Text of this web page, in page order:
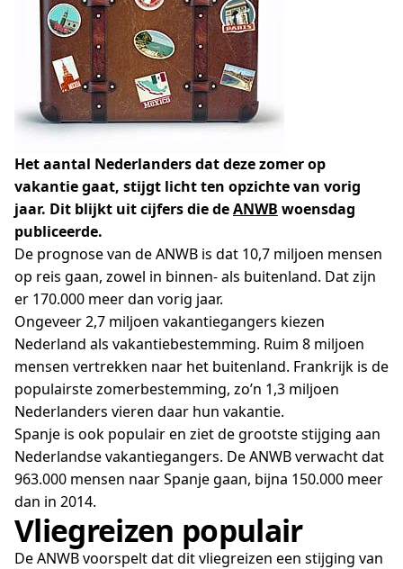
Het aantal Nederlanders dat deze zomer op
vakantie gaat, stijgt licht ten opzichte van vorig
jaar. Dit blijkt uit cijfers die deANWB woensdag
publiceerde.
De prognose van de ANWB is dat 10,7 miljoen mensen
op reis gaan, zowel in binnen- als buitenland. Dat zijn
er 170.000 meer dan vorig jaar.
Ongeveer 2,7 miljoen vakantiegangers kiezen
Nederland als vakantiebestemming. Ruim 8 miljoen
mensen vertrekken naar het buitenland. Frankrijk is de
populairste zomerbestemming, zo’n 1,3 miljoen
Nederlanders vieren daar hun vakantie.
Spanje is ook populair en ziet de grootste stijging aan
Nederlandse vakantiegangers. De ANWB verwacht dat
963.000 mensen naar Spanje gaan, bijna 150.000 meer
dan in 2014.
Vliegreizen populair
De ANWB voorspelt dat dit vliegreizen een stijging van